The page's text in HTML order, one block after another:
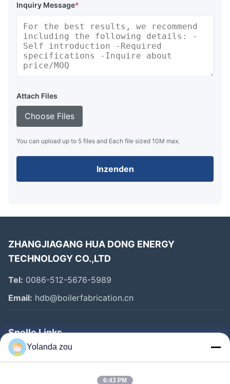
Inquiry Message*
Attach Files
Choose Files
You can upload up to 5 files and Each file sized 10M max.
Inzenden
ZHANGJIAGANG HUA DONG ENERGY
TECHNOLOGY CO.,LTD
Tel: 0086-512-5676-5989
Email: hdb@boilerfabrication.cn
Snelle Links
Huis
Yolanda zou
6:43 PM